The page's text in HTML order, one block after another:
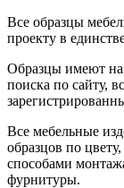
Все образцы
проекту в
Образцы имеют
поиска по сайту,
Все мебельные
образцов по
способами
фурнитуры.